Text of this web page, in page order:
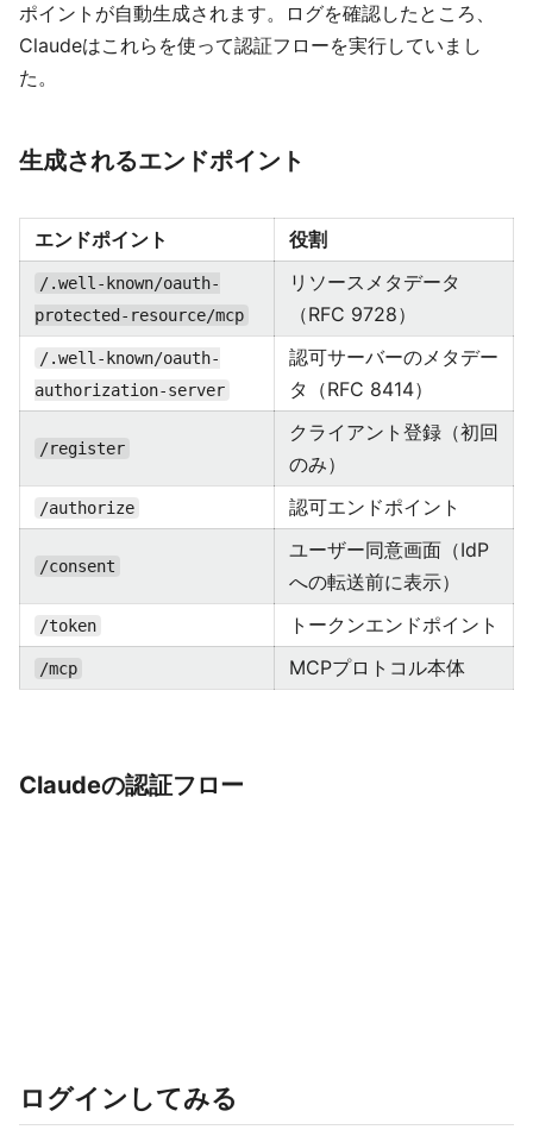
ポイントが自動生成されます。ログを確認したところ、
Claudeはこれらを使って認証フローを実行していまし
た。
生成されるエンドポイント
エンドポイント 役割
/.well-known/oauth-
protected-resource/mcp
リソースメタデータ
（RFC 9728）
/.well-known/oauth-
authorization-server
認可サーバーのメタデー
タ（RFC 8414）
/register
クライアント登録（初回
のみ）
/authorize 認可エンドポイント
/consent
ユーザー同意画面（IdP
への転送前に表示）
/token トークンエンドポイント
/mcp MCPプロトコル本体
Claudeの認証フロー
ログインしてみる